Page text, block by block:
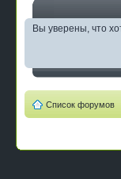
Вы уверены, что
Список форумов